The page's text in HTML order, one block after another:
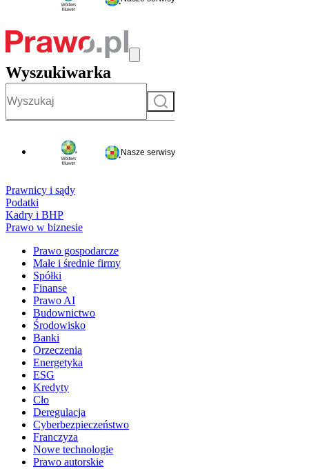
Wyszukiwarka
Szukaj
Nasze serwisy
Prawnicy i sądy
Podatki
Kadry i BHP
Prawo w biznesie
Prawo gospodarcze
Małe i średnie firmy
Spółki
Finanse
Prawo AI
Budownictwo
Środowisko
Banki
Orzeczenia
Energetyka
ESG
Kredyty
Cło
Deregulacja
Cyberbezpieczeństwo
Franczyza
Nowe technologie
Prawo autorskie